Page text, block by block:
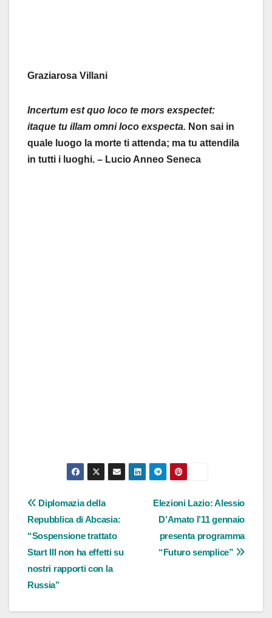
Graziarosa Villani
Incertum est quo loco te mors exspectet:
itaque tu illam omni loco exspecta. Non sai in
quale luogo la morte ti attenda; ma tu attendila
in tutti i luoghi. – Lucio Anneo Seneca
Navigazione
articoli
Elezioni Lazio: Alessio
D’Amato l’11 gennaio
presenta programma
“Futuro semplice”
Diplomazia della
Repubblica di Abcasia:
“Sospensione trattato
Start III non ha effetti su
nostri rapporti con la
Russia”